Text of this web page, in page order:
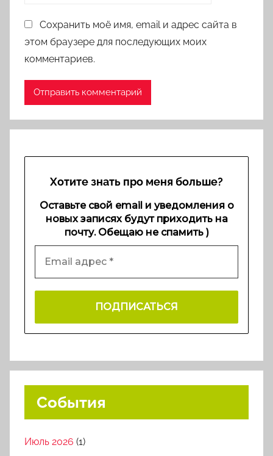
Сохранить моё имя, email и адрес сайта в
этом браузере для последующих моих
комментариев.
Хотите знать про меня больше?
Оставьте свой email и уведомления о
новых записях будут приходить на
почту. Обещаю не спамить )
События
Июль 2026 (1)